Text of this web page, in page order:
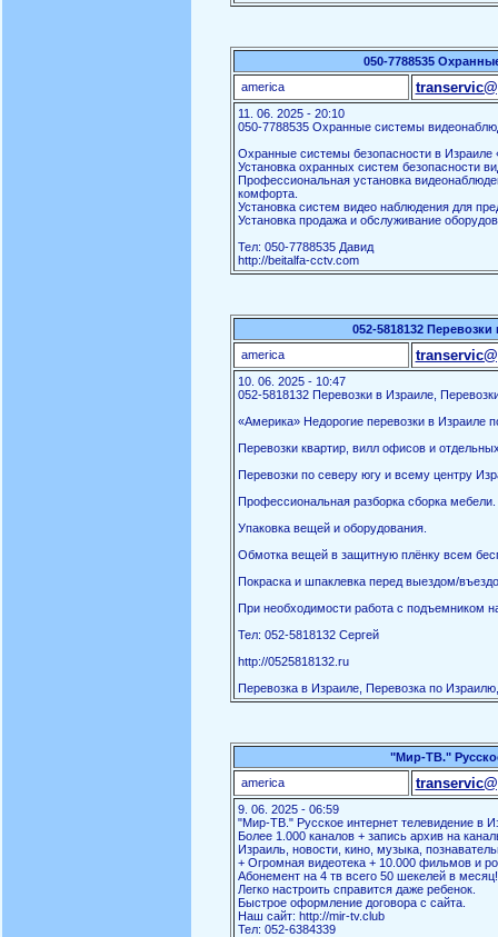
050-7788535
america
11. 06. 2025 - 20:10
050-7788535 Охранные системы
Охранные системы безопасности в Израиле
Установка охранных систем безопасности
Профессиональная установка
комфорта.
Установка систем видео наблюдения для
Установка продажа и обслуживание
Тел: 050-7788535 Давид
http://beitalfa-cctv.com
052-5818132
america
10. 06. 2025 - 10:47
052-5818132 Перевозки в Израиле,
«Америка» Недорогие перевозки в Израиле
Перевозки квартир, вилл офисов и
Перевозки по северу югу и всему центру
Профессиональная разборка сборка мебели.
Упаковка вещей и оборудования.
Обмотка вещей в защитную плёнку всем
Покраска и шпаклевка перед выездом/
При необходимости работа с подъемником
Тел: 052-5818132 Сергей
http://0525818132.ru
Перевозка в Израиле, Перевозка по
"Мир-ТВ."
america
9. 06. 2025 - 06:59
"Мир-ТВ." Русское интернет телевидение в
Более 1.000 каналов + запись архив на
Израиль, новости, кино, музыка,
+ Огромная видеотека + 10.000 фильмов и
Абонемент на 4 тв всего 50 шекелей в месяц!
Легко настроить справится даже ребенок.
Быстрое оформление договора с сайта.
Наш сайт: http://mir-tv.club
Тел: 052-6384339